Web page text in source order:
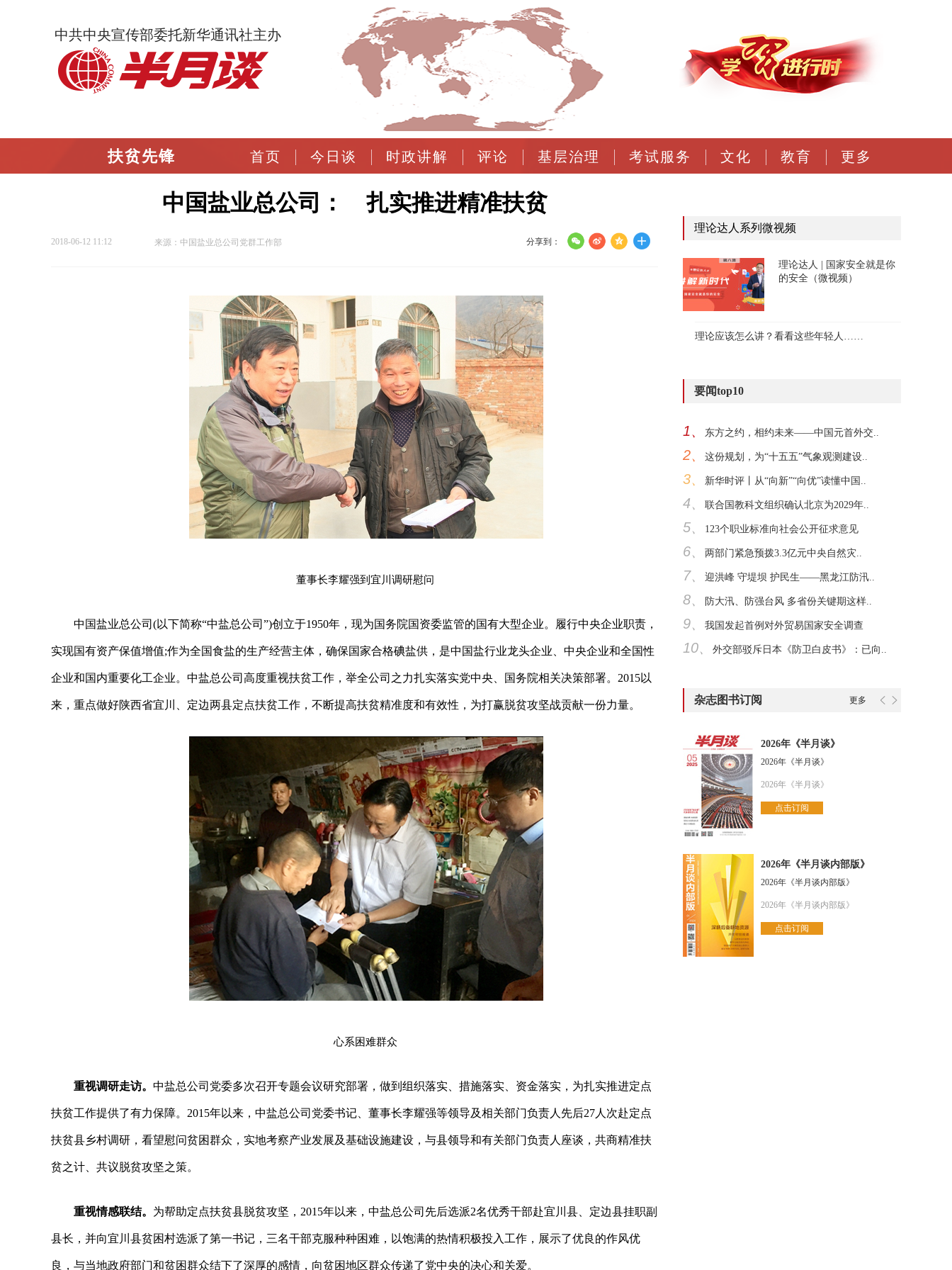
中共中央宣传部委托新华通讯社主办
扶贫先锋 首页 今日谈 时政讲解 评论 基层治理 考试服务 文化 教育 更多
中国盐业总公司： 扎实推进精准扶贫
2018-06-12 11:12 来源：中国盐业总公司党群工作部 分享到：
董事长李耀强到宜川调研慰问
中国盐业总公司(以下简称“中盐总公司”)创立于1950年，现为国务院国资委监管的国有大型企业。履行中央企业职责，
实现国有资产保值增值;作为全国食盐的生产经营主体，确保国家合格碘盐供，是中国盐行业龙头企业、中央企业和全国性
企业和国内重要化工企业。中盐总公司高度重视扶贫工作，举全公司之力扎实落实党中央、国务院相关决策部署。2015以
来，重点做好陕西省宜川、定边两县定点扶贫工作，不断提高扶贫精准度和有效性，为打赢脱贫攻坚战贡献一份力量。
心系困难群众
重视调研走访。 中盐总公司党委多次召开专题会议研究部署，做到组织落实、措施落实、资金落实，为扎实推进定点
扶贫工作提供了有力保障。2015年以来，中盐总公司党委书记、董事长李耀强等领导及相关部门负责人先后27人次赴定点
扶贫县乡村调研，看望慰问贫困群众，实地考察产业发展及基础设施建设，与县领导和有关部门负责人座谈，共商精准扶
贫之计、共议脱贫攻坚之策。
重视情感联结。 为帮助定点扶贫县脱贫攻坚，2015年以来，中盐总公司先后选派2名优秀干部赴宜川县、定边县挂职副
县长，并向宜川县贫困村选派了第一书记，三名干部克服种种困难，以饱满的热情积极投入工作，展示了优良的作风优
良，与当地政府部门和贫困群众结下了深厚的感情，向贫困地区群众传递了党中央的决心和关爱。
理论达人系列微视频
理论达人 | 国家安全就是你
的安全（微视频）
理论应该怎么讲？看看这些年轻人……
要闻top10
1、 东方之约，相约未来——中国元首外交..
2、 这份规划，为“十五五”气象观测建设..
3、 新华时评丨从“向新”“向优”读懂中国..
4、 联合国教科文组织确认北京为2029年..
5、 123个职业标准向社会公开征求意见
6、 两部门紧急预拨3.3亿元中央自然灾..
7、 迎洪峰 守堤坝 护民生——黑龙江防汛..
8、 防大汛、防强台风 多省份关键期这样..
9、 我国发起首例对外贸易国家安全调查
10、 外交部驳斥日本《防卫白皮书》：已向..
杂志图书订阅 更多
2026年《半月谈》
2026年《半月谈》
2026年《半月谈》
点击订阅
2026年《半月谈内部版》
2026年《半月谈内部版》
2026年《半月谈内部版》
点击订阅